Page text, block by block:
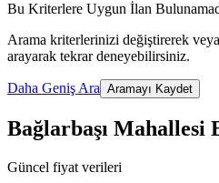
Bu Kriterlere Uygun İlan
Arama kriterlerinizi değiştirerek
arayarak tekrar deneyebilirsiniz.
Daha Geniş Ara Aramayı Kaydet
Bağlarbaşı Mahallesi
Güncel fiyat verileri